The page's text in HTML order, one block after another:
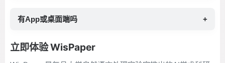
有App或桌面端吗 +
立即体验 WisPaper